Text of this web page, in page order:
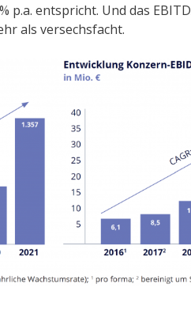
p.a. entspricht. Und das
als versechsfacht.